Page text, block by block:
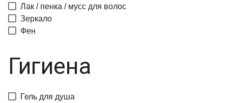
Лак / пенка / мусс для волос
Зеркало
Фен
Гигиена
Гель для душа